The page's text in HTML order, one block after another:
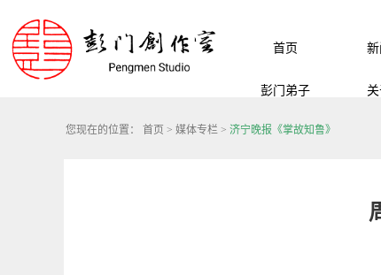
首页
彭门弟子 关
您现在的位置： 首页 > 媒体专栏 > 济宁晚报《掌故知鲁》